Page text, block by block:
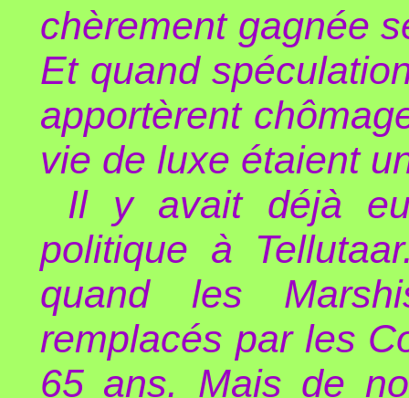
chèrement gagnée
Et quand
apportèrent
vie de luxe étaient
Il y avait déjà
politique à
quand les
remplacés par les
65 ans. Mais de